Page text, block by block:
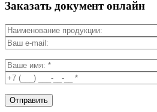
Заказать документ онлайн